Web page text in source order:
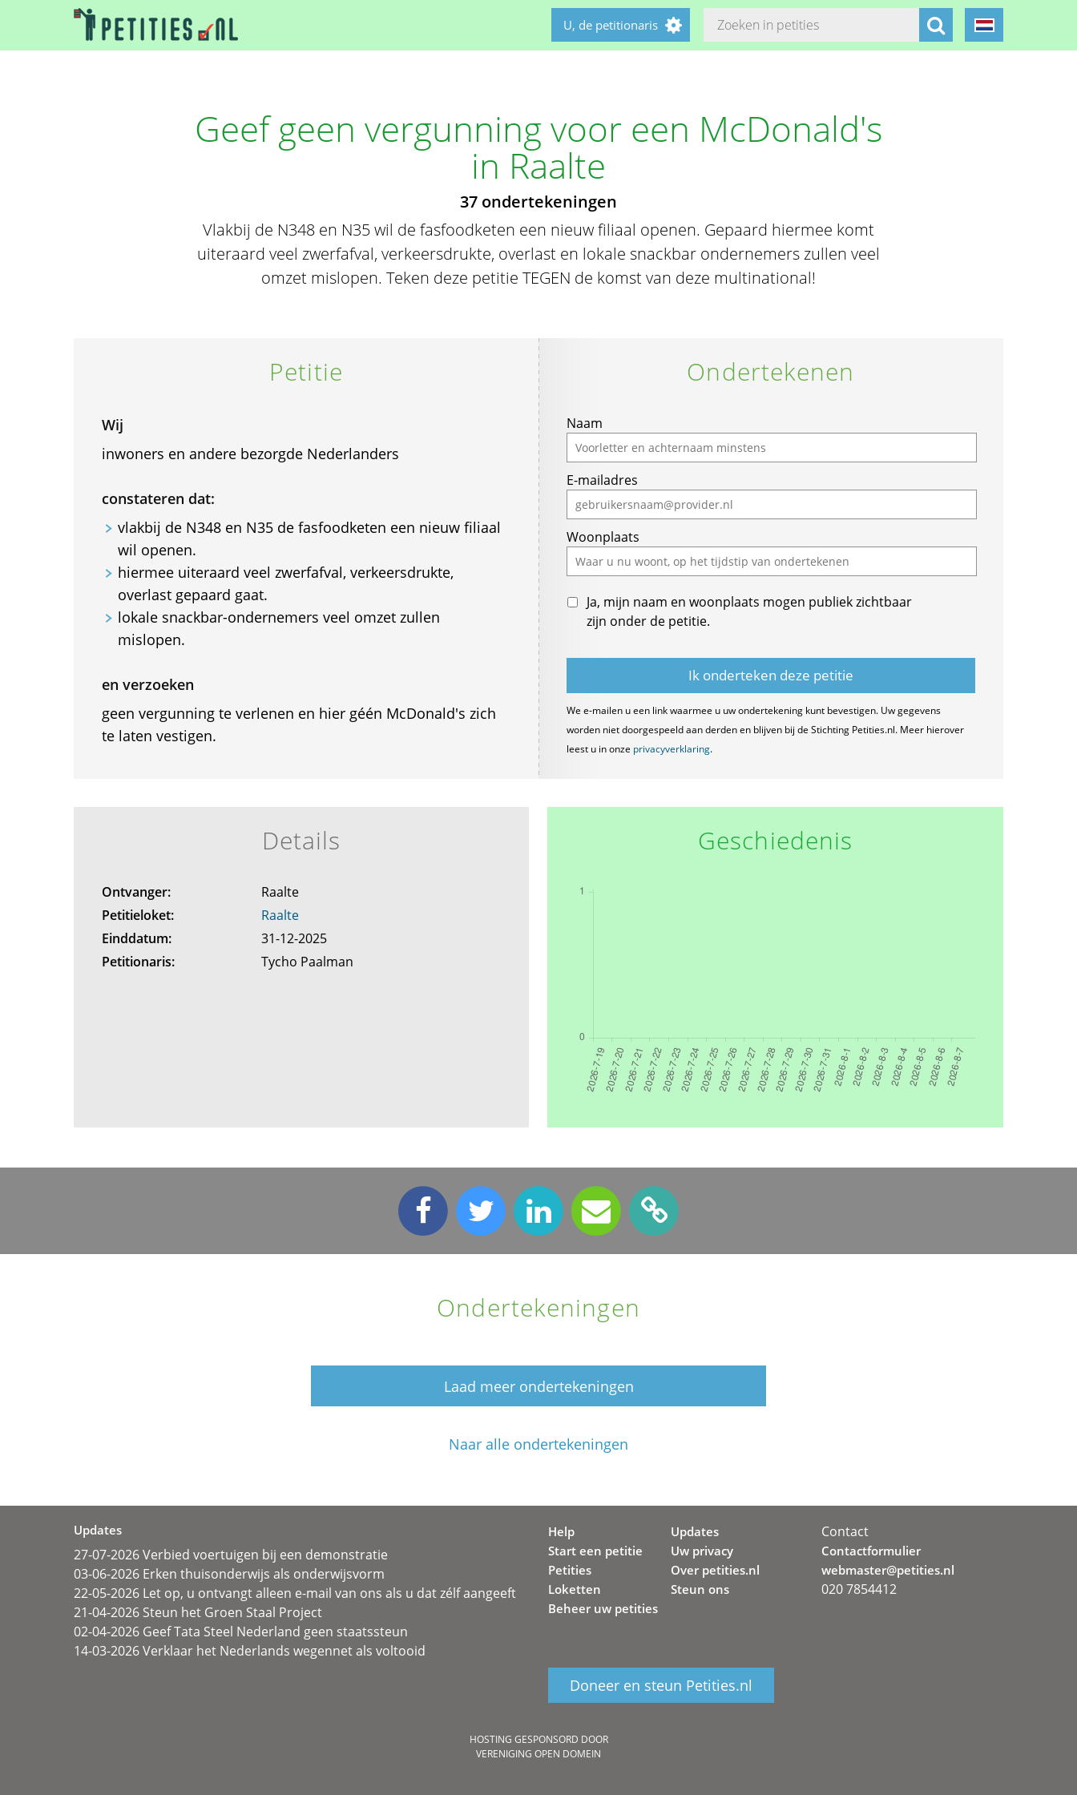
U, de petitionaris
Geef geen vergunning voor een McDonald's
in Raalte
37 ondertekeningen
Vlakbij de N348 en N35 wil de fasfoodketen een nieuw filiaal openen. Gepaard hiermee komt
uiteraard veel zwerfafval, verkeersdrukte, overlast en lokale snackbar ondernemers zullen veel
omzet mislopen. Teken deze petitie TEGEN de komst van deze multinational!
Petitie
Wij
inwoners en andere bezorgde Nederlanders
constateren dat:
vlakbij de N348 en N35 de fasfoodketen een nieuw filiaal
wil openen.
hiermee uiteraard veel zwerfafval, verkeersdrukte,
overlast gepaard gaat.
lokale snackbar-ondernemers veel omzet zullen
mislopen.
en verzoeken
geen vergunning te verlenen en hier géén McDonald's zich
te laten vestigen.
Ondertekenen
Naam
E-mailadres
Woonplaats
Ja, mijn naam en woonplaats mogen publiek zichtbaar
zijn onder de petitie.
We e-mailen u een link waarmee u uw ondertekening kunt bevestigen. Uw gegevens
worden niet doorgespeeld aan derden en blijven bij de Stichting Petities.nl. Meer hierover
leest u in onze privacyverklaring.
Details
Ontvanger:
Raalte
Petitieloket:
Raalte
Einddatum:
31-12-2025
Petitionaris:
Tycho Paalman
Geschiedenis
Ondertekeningen
Laad meer ondertekeningen
Naar alle ondertekeningen
Updates
27-07-2026 Verbied voertuigen bij een demonstratie
03-06-2026 Erken thuisonderwijs als onderwijsvorm
22-05-2026 Let op, u ontvangt alleen e-mail van ons als u dat zélf aangeeft
21-04-2026 Steun het Groen Staal Project
02-04-2026 Geef Tata Steel Nederland geen staatssteun
14-03-2026 Verklaar het Nederlands wegennet als voltooid
Help
Start een petitie
Petities
Loketten
Beheer uw petities
Updates
Uw privacy
Over petities.nl
Steun ons
Doneer en steun Petities.nl
Contact
Contactformulier
webmaster@petities.nl
020 7854412
HOSTING GESPONSORD DOOR
VERENIGING OPEN DOMEIN